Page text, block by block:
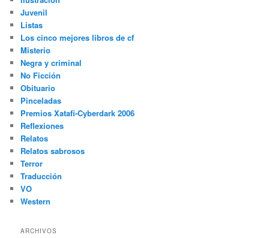
Juvenil
Listas
Los cinco mejores libros de cf
Misterio
Negra y criminal
No Ficción
Obituario
Pinceladas
Premios Xatafi-Cyberdark 2006
Reflexiones
Relatos
Relatos sabrosos
Terror
Traducción
VO
Western
ARCHIVOS